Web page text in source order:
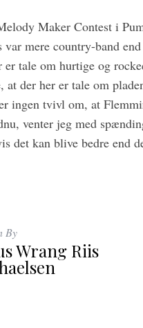
Maker Contest i
mere country-band
tale om hurtige og
at der her er tale om
ingen tvivl om, at
venter jeg med
det kan blive bedre end
By
Wrang Riis